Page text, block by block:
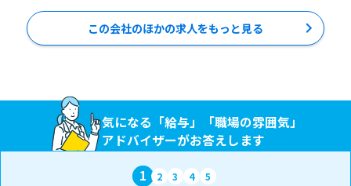
この会社のほかの求人をもっと見る
気になる「給与」「職場の雰囲気」
アドバイザーがお答えします
1 2 3 4 5